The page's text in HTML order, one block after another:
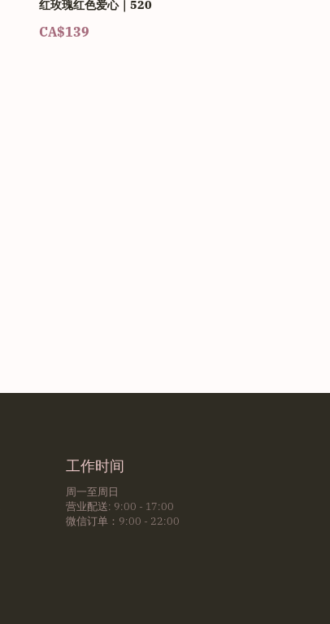
红玫瑰红色爱心｜520
CA$139
工作时间
周一至周日
营业配送: 9:00 - 17:00
微信订单：9:00 - 22:00